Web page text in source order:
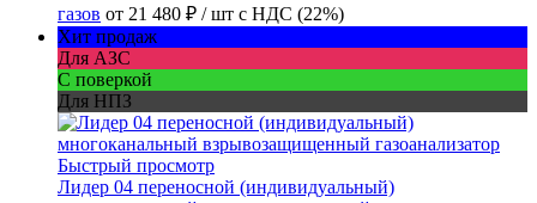
газов от 21 480 ₽ / шт с НДС (22%)
Хит продаж
Для АЗС
С поверкой
Для НПЗ
Быстрый просмотр
Лидер 04 переносной (индивидуальный)